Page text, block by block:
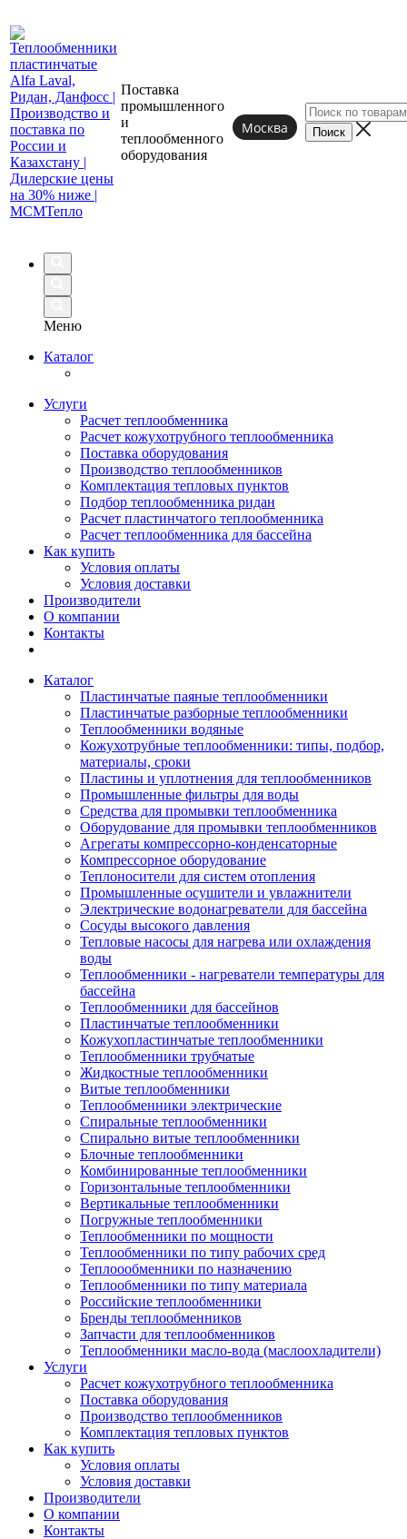
Поставка
промышленного
и
теплообменного
оборудования
Москва
Меню
Каталог
Услуги
Расчет теплообменника
Расчет кожухотрубного теплообменника
Поставка оборудования
Производство теплообменников
Комплектация тепловых пунктов
Подбор теплообменника ридан
Расчет пластинчатого теплообменника
Расчет теплообменника для бассейна
Как купить
Условия оплаты
Условия доставки
Производители
О компании
Контакты
Каталог
Пластинчатые паяные теплообменники
Пластинчатые разборные теплообменники
Теплообменники водяные
Кожухотрубные теплообменники: типы, подбор,
материалы, сроки
Пластины и уплотнения для теплообменников
Промышленные фильтры для воды
Средства для промывки теплообменника
Оборудование для промывки теплообменников
Агрегаты компрессорно-конденсаторные
Компрессорное оборудование
Теплоносители для систем отопления
Промышленные осушители и увлажнители
Электрические водонагреватели для бассейна
Сосуды высокого давления
Тепловые насосы для нагрева или охлаждения
воды
Теплообменники - нагреватели температуры для
бассейна
Теплообменники для бассейнов
Пластинчатые теплообменники
Кожухопластинчатые теплообменники
Теплообменники трубчатые
Жидкостные теплообменники
Витые теплообменники
Теплообменники электрические
Спиральные теплообменники
Спирально витые теплообменники
Блочные теплообменники
Комбинированные теплообменники
Горизонтальные теплообменники
Вертикальные теплообменники
Погружные теплообменники
Теплообменники по мощности
Теплообменники по типу рабочих сред
Теплоообменники по назначению
Теплообменники по типу материала
Российские теплообменники
Бренды теплообменников
Запчасти для теплообменников
Теплообменники масло-вода (маслоохладители)
Услуги
Расчет кожухотрубного теплообменника
Поставка оборудования
Производство теплообменников
Комплектация тепловых пунктов
Как купить
Условия оплаты
Условия доставки
Производители
О компании
Контакты